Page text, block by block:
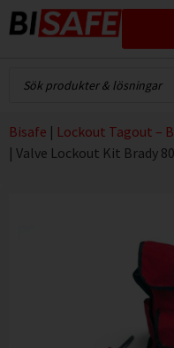
Bisafe | Lockout Tagout –
| Valve Lockout Kit Brady